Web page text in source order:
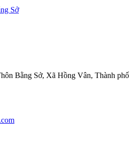
Sở
Bằng Sở, Xã Hồng Vân, Thành phố